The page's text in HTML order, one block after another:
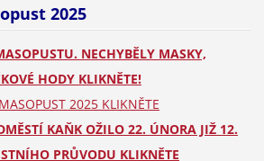
2025
NECHYBĚLY MASKY,
HODY KLIKNĚTE!
2025 KLIKNĚTE
KAŇK OŽILO 22. ÚNORA JIŽ 12.
PRŮVODU KLIKNĚTE